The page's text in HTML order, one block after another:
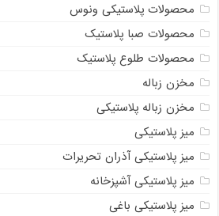
محصولات پلاستیکی ونوس
محصولات صبا پلاستیک
محصولات طلوع پلاستیک
مخزن زباله
مخزن زباله پلاستیکی
میز پلاستیکی
میز پلاستیکی آذران تحریرات
میز پلاستیکی آشپزخانه
میز پلاستیکی باغی